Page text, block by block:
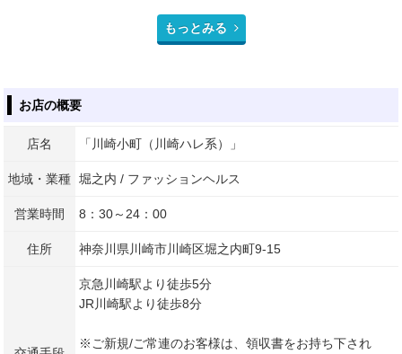
もっとみる
お店の概要
店名 「川崎小町（川崎ハレ系）」
地域・業種 堀之内 / ファッションヘルス
営業時間 8：30～24：00
住所 神奈川県川崎市川崎区堀之内町9-15
京急川崎駅より徒歩5分
JR川崎駅より徒歩8分
※ご新規/ご常連のお客様は、領収書をお持ち下され